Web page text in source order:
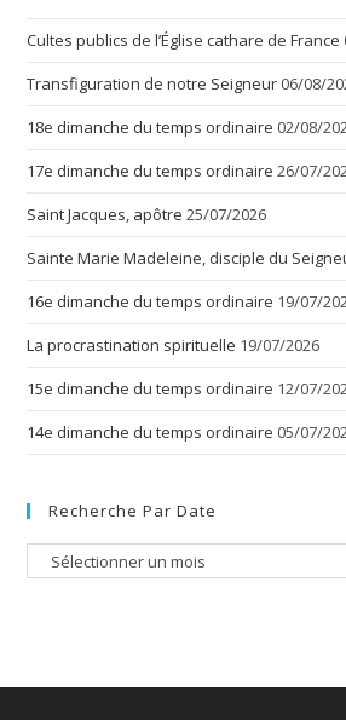
Cultes publics de l’Église cathare de France
Transfiguration de notre Seigneur 06/08/
18e dimanche du temps ordinaire 02/08/
17e dimanche du temps ordinaire 26/07/
Saint Jacques, apôtre 25/07/2026
Sainte Marie Madeleine, disciple du
16e dimanche du temps ordinaire 19/07/
La procrastination spirituelle 19/07/2026
15e dimanche du temps ordinaire 12/07/
14e dimanche du temps ordinaire 05/07/
Recherche Par Date
Recherche